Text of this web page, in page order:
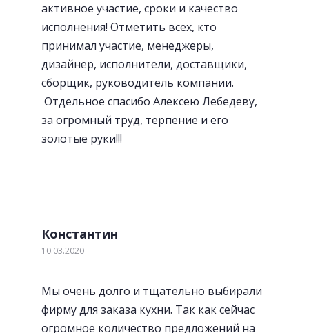
активное участие, сроки и качество
исполнения! Отметить всех, кто
принимал участие, менеджеры,
дизайнер, исполнители, доставщики,
сборщик, руководитель компании.
Отдельное спасибо Алексею Лебедеву,
за огромный труд, терпение и его
золотые руки!!!
Константин
10.03.2020
Мы очень долго и тщательно выбирали
фирму для заказа кухни. Так как сейчас
огромное количество предложений на